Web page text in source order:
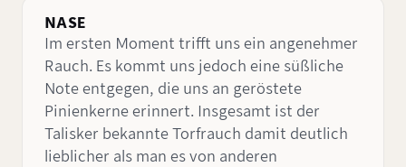
NASE
Im ersten Moment trifft uns ein angenehmer
Rauch. Es kommt uns jedoch eine süßliche
Note entgegen, die uns an geröstete
Pinienkerne erinnert. Insgesamt ist der
Talisker bekannte Torfrauch damit deutlich
lieblicher als man es von anderen